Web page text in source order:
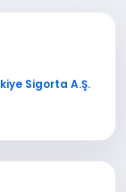
Sigorta A.Ş.